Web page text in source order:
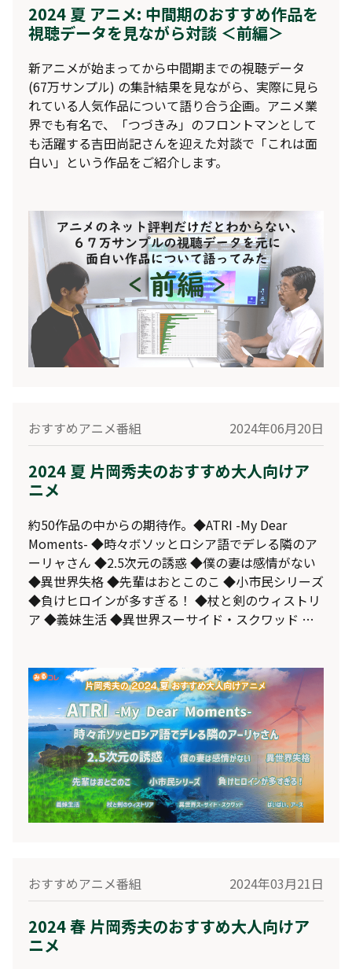
2024 夏 アニメ: 中間期のおすすめ作品を
視聴データを見ながら対談 ＜前編＞
新アニメが始まってから中間期までの視聴データ
(67万サンプル) の集計結果を見ながら、実際に見ら
れている人気作品について語り合う企画。アニメ業
界でも有名で、「つづきみ」のフロントマンとして
も活躍する吉田尚記さんを迎えた対談で「これは面
白い」という作品をご紹介します。
おすすめアニメ番組 2024年06月20日
2024 夏 片岡秀夫のおすすめ大人向けア
ニメ
約50作品の中からの期待作。◆ATRI -My Dear
Moments- ◆時々ボソッとロシア語でデレる隣のア
ーリャさん ◆2.5次元の誘惑 ◆僕の妻は感情がない
◆異世界失格 ◆先輩はおとこのこ ◆小市民シリーズ
◆負けヒロインが多すぎる！ ◆杖と剣のウィストリ
ア ◆義妹生活 ◆異世界スーサイド・スクワッド ◆
おすすめアニメ番組 2024年03月21日
2024 春 片岡秀夫のおすすめ大人向けア
ニメ